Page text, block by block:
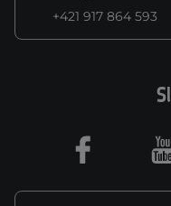
+421 917 864 593
Facebook